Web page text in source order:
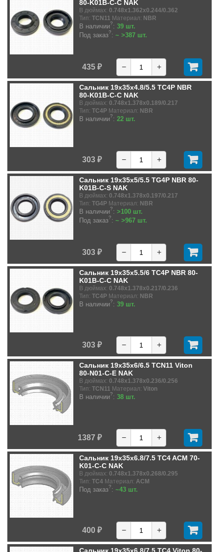
80-K01B-C-C NAK
В дюймах: 0.748x1.362x0.244/0.362
Тип: TCN11 Материал: NBR
В наличии?: 39 шт.
Под заказ?: ~ >387 шт.
435 ₽ − +
Сальник 19x35x4.8/5.5 TC4P NBR
80-K01B-C-C NAK
В дюймах: 0.748x1.378x0.189/0.217
Тип: TC4P Материал: NBR
В наличии?: 22 шт.
303 ₽ − +
Сальник 19x35x5/5.5 TG4P NBR 80-
K01B-C-S NAK
В дюймах: 0.748x1.378x0.197/0.217
Тип: TG4P Материал: NBR
В наличии?: >100 шт.
Под заказ?: ~ >967 шт.
303 ₽ − +
Сальник 19x35x5.5/6 TC4P NBR 80-
K01B-C-C NAK
В дюймах: 0.748x1.378x0.217/0.236
Тип: TC4P Материал: NBR
В наличии?: 39 шт.
303 ₽ − +
Сальник 19x35x6/6.5 TCN11 Viton
80-N01-C-E NAK
В дюймах: 0.748x1.378x0.236/0.256
Тип: TCN11 Материал: Viton
В наличии?: 38 шт.
1387 ₽ − +
Сальник 19x35x6.8/7.5 TC4 ACM 70-
K01-C-C NAK
В дюймах: 0.748x1.378x0.268/0.295
Тип: TC4 Материал: ACM
Под заказ?: ~43 шт.
400 ₽ − +